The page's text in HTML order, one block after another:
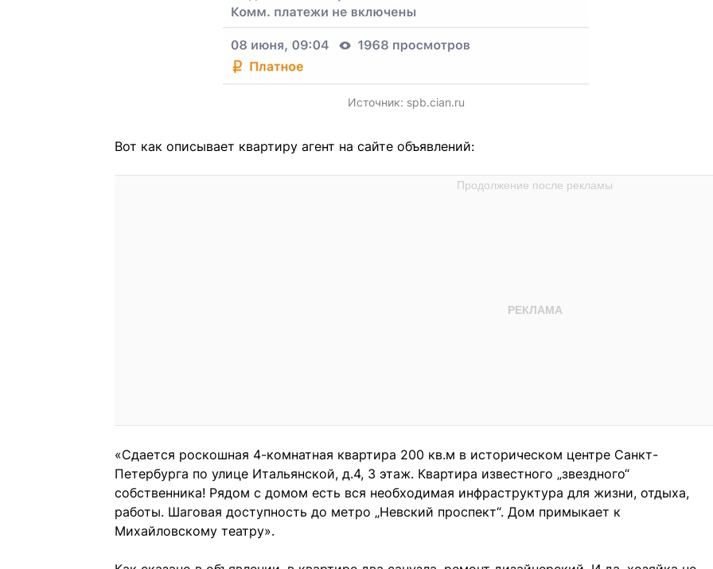
Источник: spb.cian.ru
Вот как описывает квартиру агент на сайте объявлений:
«Сдается роскошная 4-комнатная квартира 200 кв.м в историческом центре Санкт-
Петербурга по улице Итальянской, д.4, 3 этаж. Квартира известного „звездного“
собственника! Рядом с домом есть вся необходимая инфраструктура для жизни, отдыха,
работы. Шаговая доступность до метро „Невский проспект“. Дом примыкает к
Михайловскому театру».